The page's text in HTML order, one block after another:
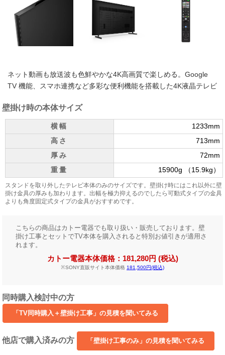
ネット動画も放送波も色鮮やかな4K高画質で楽しめる。Google
TV 機能、スマホ連携など多彩な便利機能を搭載した4K液晶テレビ
壁掛け時の本体サイズ
スタンドを取り外したテレビ本体のみのサイズです。壁掛け時にはこれ以外に壁
掛け金具の厚みも加わります。出幅を極力抑えるのでしたら可動式タイプの金具
よりも角度固定式タイプの金具がおすすめです。
横幅
1233mm
高さ
713mm
厚み
72mm
重量
15900g （15.9kg）
こちらの商品はカトー電器でも取り扱い・販売しております。壁
掛け工事とセットでTV本体を購入されると特別お値引きが適用さ
れます。
カトー電器本体価格：181,280円 (税込)
※SONY直販サイト本体価格 181,500円(税込)
同時購入検討中の方
他店で購入済みの方